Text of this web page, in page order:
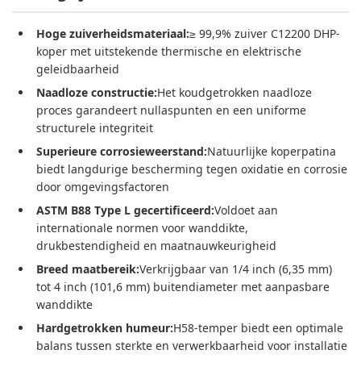
Hoge zuiverheidsmateriaal:≥ 99,9% zuiver C12200 DHP-
koper met uitstekende thermische en elektrische
geleidbaarheid
Naadloze constructie:Het koudgetrokken naadloze
proces garandeert nullaspunten en een uniforme
structurele integriteit
Superieure corrosieweerstand:Natuurlijke koperpatina
biedt langdurige bescherming tegen oxidatie en corrosie
door omgevingsfactoren
ASTM B88 Type L gecertificeerd:Voldoet aan
internationale normen voor wanddikte,
drukbestendigheid en maatnauwkeurigheid
Breed maatbereik:Verkrijgbaar van 1/4 inch (6,35 mm)
tot 4 inch (101,6 mm) buitendiameter met aanpasbare
wanddikte
Hardgetrokken humeur:H58-temper biedt een optimale
balans tussen sterkte en verwerkbaarheid voor installatie